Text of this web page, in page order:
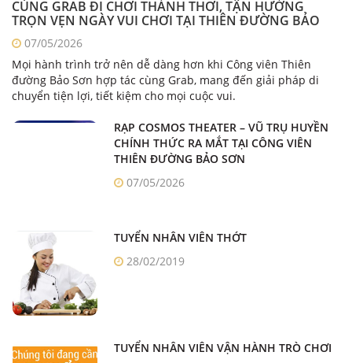
CÙNG GRAB ĐI CHƠI THẢNH THƠI, TẬN HƯỞNG
TRỌN VẸN NGÀY VUI CHƠI TẠI THIÊN ĐƯỜNG BẢO
SƠN07/05/2026
Mọi hành trình trở nên dễ dàng hơn khi Công viên Thiên
đường Bảo Sơn hợp tác cùng Grab, mang đến giải pháp di
chuyển tiện lợi, tiết kiệm cho mọi cuộc vui.
RẠP COSMOS THEATER – VŨ TRỤ HUYỀN
CHÍNH THỨC RA MẮT TẠI CÔNG VIÊN
THIÊN ĐƯỜNG BẢO SƠN
07/05/2026
TUYỂN NHÂN VIÊN THỚT
28/02/2019
TUYỂN NHÂN VIÊN VẬN HÀNH TRÒ CHƠI